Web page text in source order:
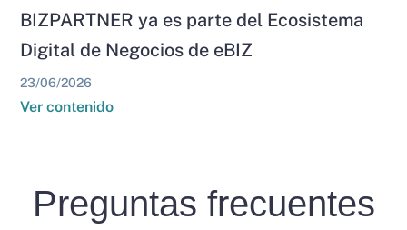
BIZPARTNER ya es parte del Ecosistema
Digital de Negocios de eBIZ
23/06/2026
Ver contenido
Preguntas frecuentes